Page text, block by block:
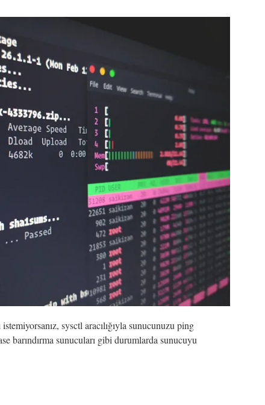
sysctl aracılığıyla sunucunuzu ping
barındırma sunucuları gibi durumlarda sunucuyu